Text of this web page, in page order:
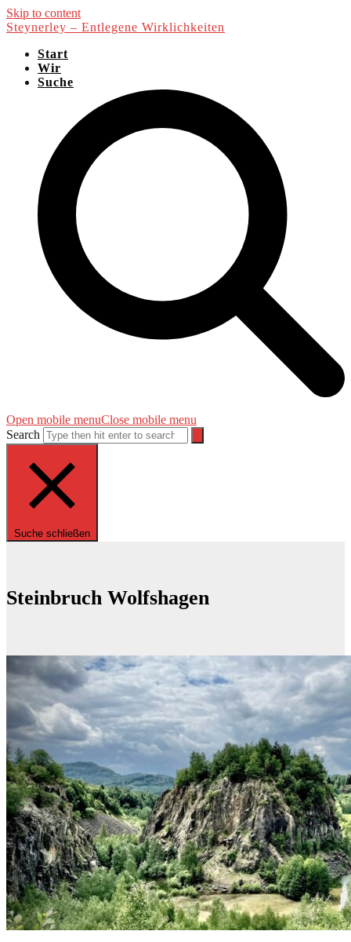
Skip to content
Steynerley – Entlegene Wirklichkeiten
Start
Wir
Suche
Open mobile menuClose mobile menu
Search
Suche schließen
Steinbruch Wolfshagen